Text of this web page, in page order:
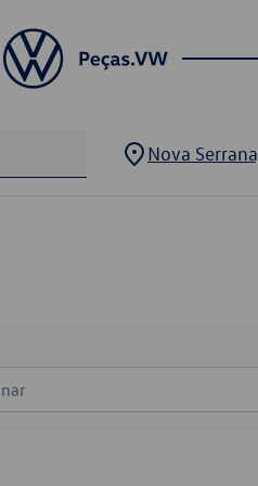
Nova Serrana